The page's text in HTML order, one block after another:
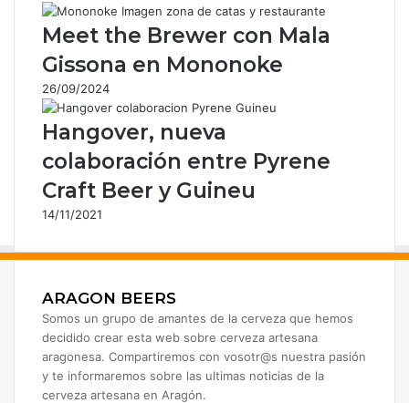
e
o
e
e
c
t
ó
n
i
o
Meet the Brewer con Mala
Gissona en Mononoke
26/09/2024
Hangover, nueva
colaboración entre Pyrene
Craft Beer y Guineu
14/11/2021
ARAGON BEERS
Somos un grupo de amantes de la cerveza que hemos
decidido crear esta web sobre cerveza artesana
aragonesa. Compartiremos con vosotr@s nuestra pasión
y te informaremos sobre las ultimas noticias de la
cerveza artesana en Aragón.